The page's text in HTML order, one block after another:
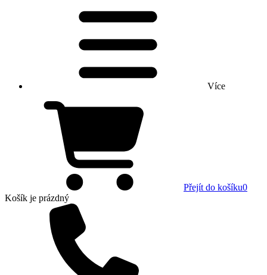
Více
Přejít do košíku0
Košík je prázdný